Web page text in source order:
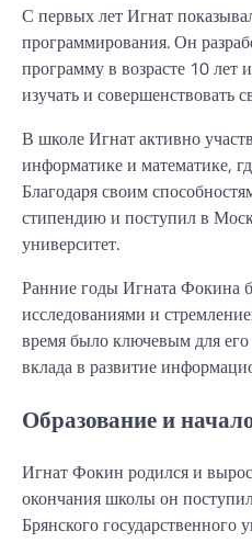
С первых лет Игнат
программирования. Он
программу в возрасте 10 лет
изучать и совершенствовать
В школе Игнат активно
информатике и математике,
Благодаря своим
стипендию и поступил в
университет.
Ранние годы Игната Фокина
исследованиями и
время было ключевым для
вклада в развитие
Образование и
Игнат Фокин родился и
окончания школы он
Брянского государственного